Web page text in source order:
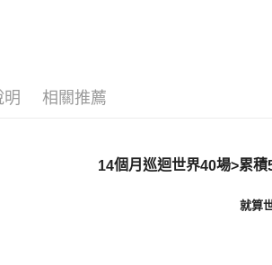
明 相關推薦
14個月巡迴世界40場>累積
就算